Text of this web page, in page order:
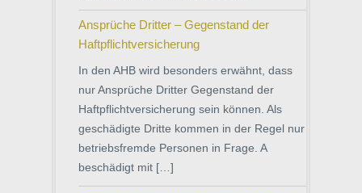
Ansprüche Dritter – Gegenstand der
Haftpflichtversicherung
In den AHB wird besonders erwähnt, dass
nur Ansprüche Dritter Gegenstand der
Haftpflichtversicherung sein können. Als
geschädigte Dritte kommen in der Regel nur
betriebsfremde Personen in Frage. A
beschädigt mit […]